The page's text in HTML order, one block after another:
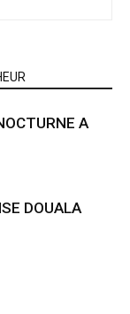
A
DOUALA